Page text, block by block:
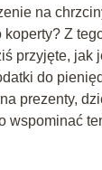
na
koperty? Z
przyjęte, jak
do
prezenty,
wspominać